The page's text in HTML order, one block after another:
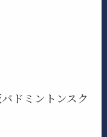
ドミントンスク